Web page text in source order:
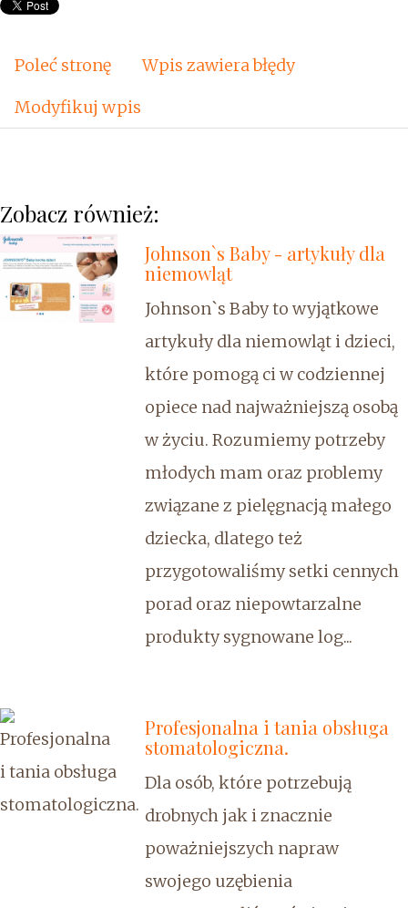
Poleć stronę
Wpis zawiera błędy
Modyfikuj wpis
Zobacz również:
Johnson`s Baby - artykuły dla
niemowląt
Johnson`s Baby to wyjątkowe
artykuły dla niemowląt i dzieci,
które pomogą ci w codziennej
opiece nad najważniejszą osobą
w życiu. Rozumiemy potrzeby
młodych mam oraz problemy
związane z pielęgnacją małego
dziecka, dlatego też
przygotowaliśmy setki cennych
porad oraz niepowtarzalne
produkty sygnowane log...
Profesjonalna i tania obsługa
stomatologiczna.
Dla osób, które potrzebują
drobnych jak i znacznie
poważniejszych napraw
swojego uzębienia